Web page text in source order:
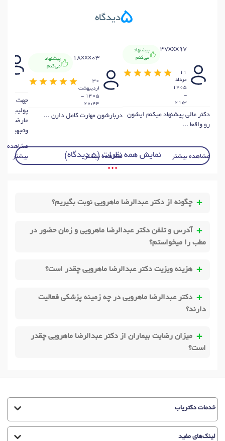
5دیدگاه
37xxx97
پیشنهاد
می‌کنم
11
مرداد
1405
-
21:3
دکتر عالی پیشنهاد میکنم ایشون
رو واقعا ...
مشاهده بیشتر
18xxx03
پیشنهاد
می‌کنم
30
ارديبهشت
1405 -
20:44
دربارشون مهارت کامل دارن ...
مشاهده بیشتر
جهت
پولیب
عارضه
وتجهیزات
مشاهده
بیشتر
نمایش همه نظرات (5 دیدگاه)
• • •
چگونه از دکتر عبدالرضا ماهرویی نوبت بگیریم؟
آدرس و تلفن دکتر عبدالرضا ماهرویی و زمان حضور در
مطب را میخواستم؟
هزینه ویزیت دکتر عبدالرضا ماهرویی چقدر است؟
دکتر عبدالرضا ماهرویی در چه زمینه پزشکی فعالیت
دارند؟
میزان رضایت بیماران از دکتر عبدالرضا ماهرویی چقدر
است؟
خدمات دکتریاب
لینک‌های مفید